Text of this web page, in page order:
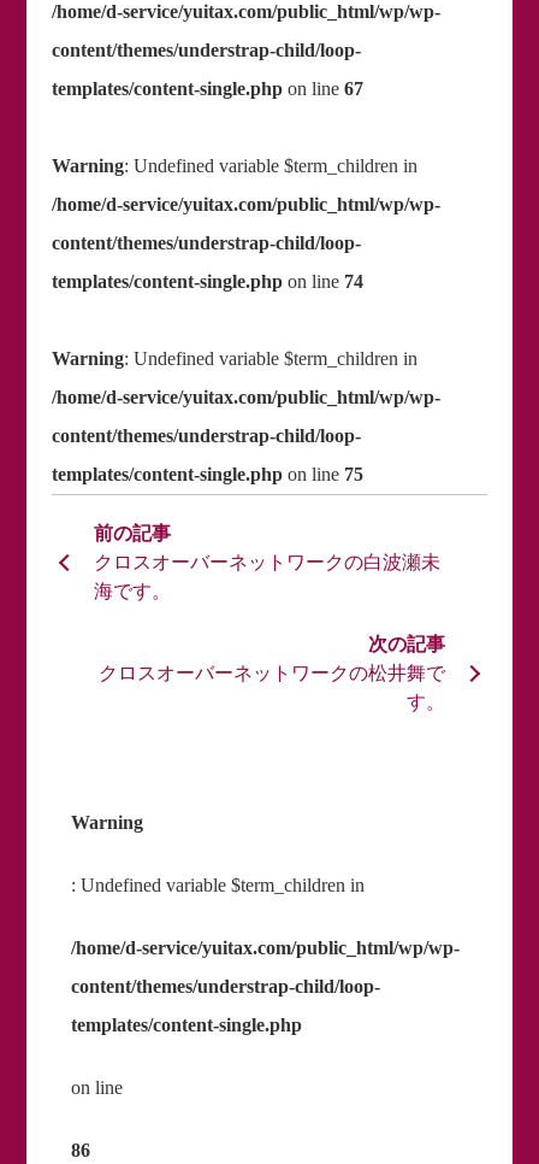
/home/d-service/yuitax.com/public_html/wp/wp-
content/themes/understrap-child/loop-
templates/content-single.phpon line 67
Warning: Undefined variable $term_children in
/home/d-service/yuitax.com/public_html/wp/wp-
content/themes/understrap-child/loop-
templates/content-single.phpon line 74
Warning: Undefined variable $term_children in
/home/d-service/yuitax.com/public_html/wp/wp-
content/themes/understrap-child/loop-
templates/content-single.phpon line 75
クロスオーバーネットワークの白波瀬未
海です。
Warning
: Undefined variable $term_children in
/home/d-service/yuitax.com/public_html/wp/wp-
content/themes/understrap-child/loop-
templates/content-single.php
on line
86
クロスオーバーネットワークの松井舞で
す。